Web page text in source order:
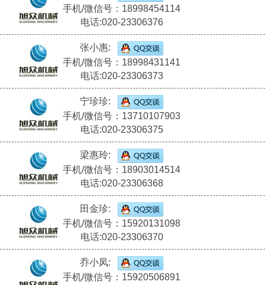
手机/微信号：18998454114
电话:020-23306376
张小惠:
手机/微信号：18998431141
电话:020-23306373
宁珍珍:
手机/微信号：13710107903
电话:020-23306375
梁惠玲:
手机/微信号：18903014514
电话:020-23306368
田金珍:
手机/微信号：15920131098
电话:020-23306370
乔小凤:
手机/微信号：15920506891